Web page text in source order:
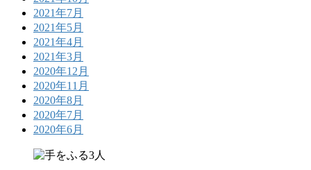
2021年7月
2021年5月
2021年4月
2021年3月
2020年12月
2020年11月
2020年8月
2020年7月
2020年6月